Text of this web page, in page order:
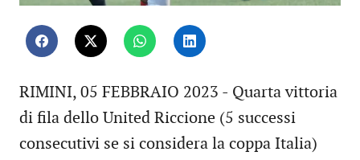
RIMINI, 05 FEBBRAIO 2023 - Quarta vittoria
di fila dello United Riccione (5 successi
consecutivi se si considera la coppa Italia)